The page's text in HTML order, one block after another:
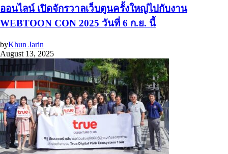
ออนไลน์ เปิดจักรวาลเว็บตูนครั้งใหญ่ไปกับงาน
WEBTOON CON 2025 วันที่ 6 ก.ย. นี้
byKhun Jarin
August 13, 2025